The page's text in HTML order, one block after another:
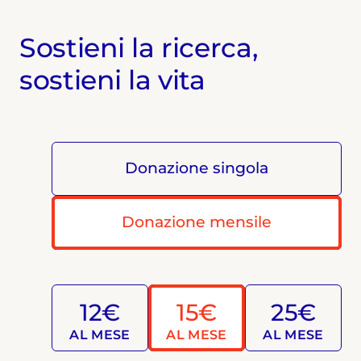
Sostieni la ricerca,
sostieni la vita
Donazione singola
Donazione mensile
12€
AL MESE
15€
AL MESE
25€
AL MESE